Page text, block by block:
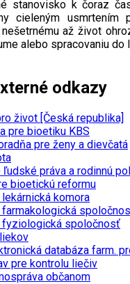
stanovisko k čoraz
cieleným usmrtením
nešetrnému až život
alebo spracovaniu
odkazy
život [Česká republika]
pre bioetiku KBS
pre ženy a dievčatá
ľudské práva a rodinnú
bioetickú reformu
komora
fyziologická spoločnosť
databáza farm.
pre kontrolu liečiv
občanom